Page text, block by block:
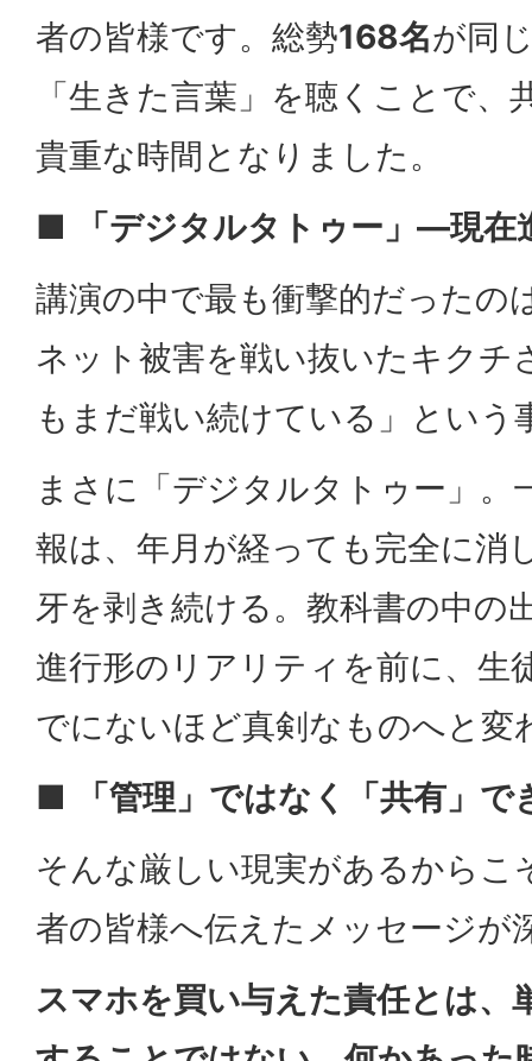
者の皆様です。総勢168名が同
「生きた言葉」を聴くことで、
貴重な時間となりました。
■
「デジタルタトゥー」―現
講演の中で最も衝撃的だったの
ネット被害を戦い抜いたキクチ
もまだ戦い続けている」という
まさに「デジタルタトゥー」。
報は、年月が経っても完全に消
牙を剥き続ける。教科書の中の
進行形のリアリティを前に、生
でにないほど真剣なものへと変
■
「管理」ではなく「共有」で
そんな厳しい現実があるからこ
者の皆様へ伝えたメッセージが
スマホを買い与えた責任とは、